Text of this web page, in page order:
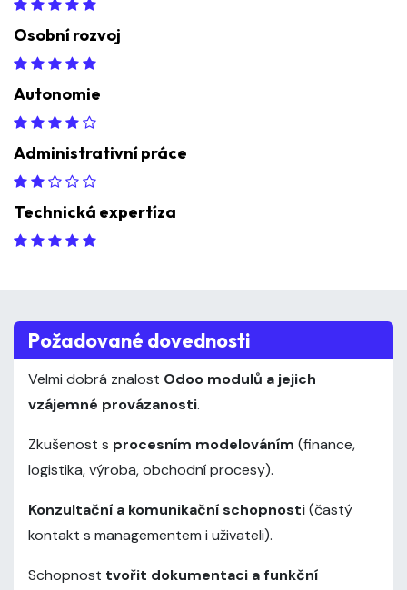
Osobní rozvoj
Autonomie
Administrativní práce
Technická expertíza
Požadované dovednosti
Velmi dobrá znalost Odoo modulů a jejich
vzájemné provázanosti.
Zkušenost s procesním modelováním (finance,
logistika, výroba, obchodní procesy).
Konzultační a komunikační schopnosti(častý
kontakt s managementem i uživateli).
Schopnost tvořit dokumentaci a funkční